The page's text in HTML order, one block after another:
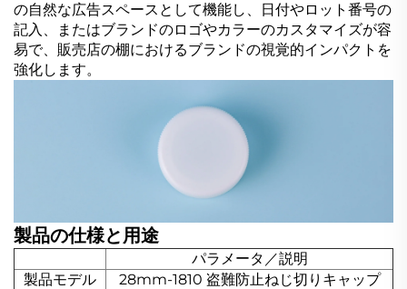
の自然な広告スペースとして機能し、日付やロット番号の
記入、またはブランドのロゴやカラーのカスタマイズが容
易で、販売店の棚におけるブランドの視覚的インパクトを
強化します。
製品の仕様と用途
パラメータ／説明
製品モデル
28mm-1810 盗難防止ねじ切りキャップ